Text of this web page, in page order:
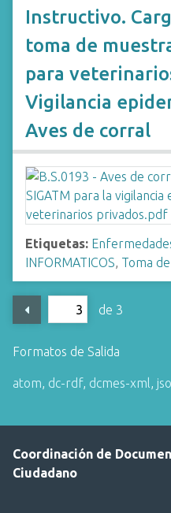
Instructivo.
toma de
para
Vigilancia
Aves de corral
Etiquetas:
INFORMATICOS, Toma
de 3
Formatos de Salida
atom, dc-rdf, dcmes-xml,
Coordinación de
Ciudadano